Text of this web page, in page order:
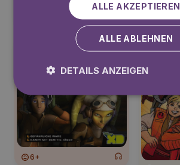
6+
ALLE AKZEPTIEREN
ALLE ABLEHNEN
DETAILS ANZEIGEN